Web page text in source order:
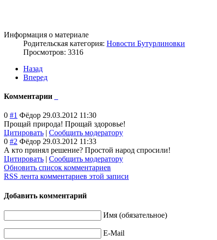
Информация о материале
Родительская категория: Новости Бутурлиновки
Просмотров: 3316
Назад
Вперед
Комментарии
0 #1 Фёдор 29.03.2012 11:30
Прощай природа! Прощай здоровье!
Цитировать | Сообщить модератору
0 #2 Фёдор 29.03.2012 11:33
А кто принял решение? Простой народ спросили!
Цитировать | Сообщить модератору
Обновить список комментариев
RSS лента комментариев этой записи
Добавить комментарий
Имя (обязательное)
E-Mail